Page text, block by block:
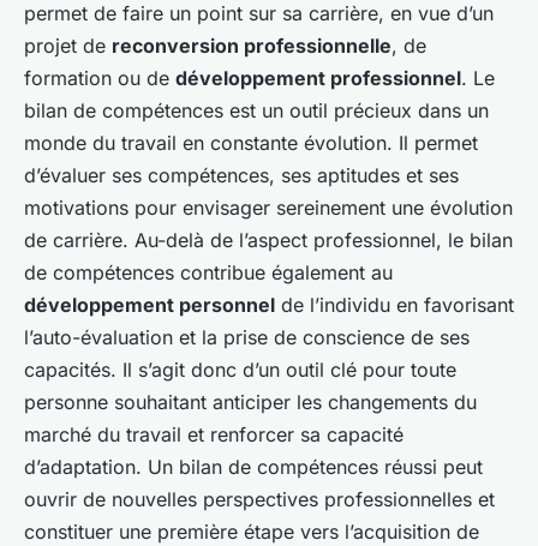
permet de faire un point sur sa carrière, en vue d’un
projet de reconversion professionnelle, de
formation ou de développement professionnel. Le
bilan de compétences est un outil précieux dans un
monde du travail en constante évolution. Il permet
d’évaluer ses compétences, ses aptitudes et ses
motivations pour envisager sereinement une évolution
de carrière. Au-delà de l’aspect professionnel, le bilan
de compétences contribue également au
développement personnel de l’individu en favorisant
l’auto-évaluation et la prise de conscience de ses
capacités. Il s’agit donc d’un outil clé pour toute
personne souhaitant anticiper les changements du
marché du travail et renforcer sa capacité
d’adaptation. Un bilan de compétences réussi peut
ouvrir de nouvelles perspectives professionnelles et
constituer une première étape vers l’acquisition de